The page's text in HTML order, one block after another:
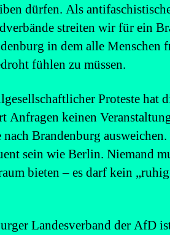
dürfen. Als
streiten wir für ein
in dem alle Menschen
fühlen zu müssen.
Proteste hat
Anfragen keinen
Brandenburg
sein wie Berlin. Niemand
bieten – es darf kein
Landesverband der AfD